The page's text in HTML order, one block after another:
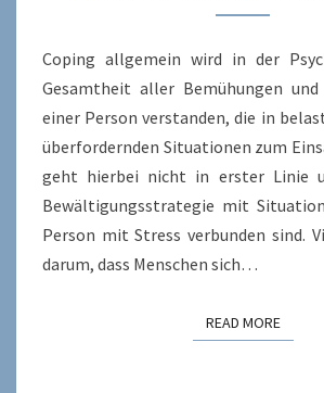
Coping allgemein wird in der
Gesamtheit aller Bemühungen und
einer Person verstanden, die in
überfordernden Situationen zum
geht hierbei nicht in erster Linie
Bewältigungsstrategie mit
Person mit Stress verbunden sind.
darum, dass Menschen sich…
READ MOREREAD